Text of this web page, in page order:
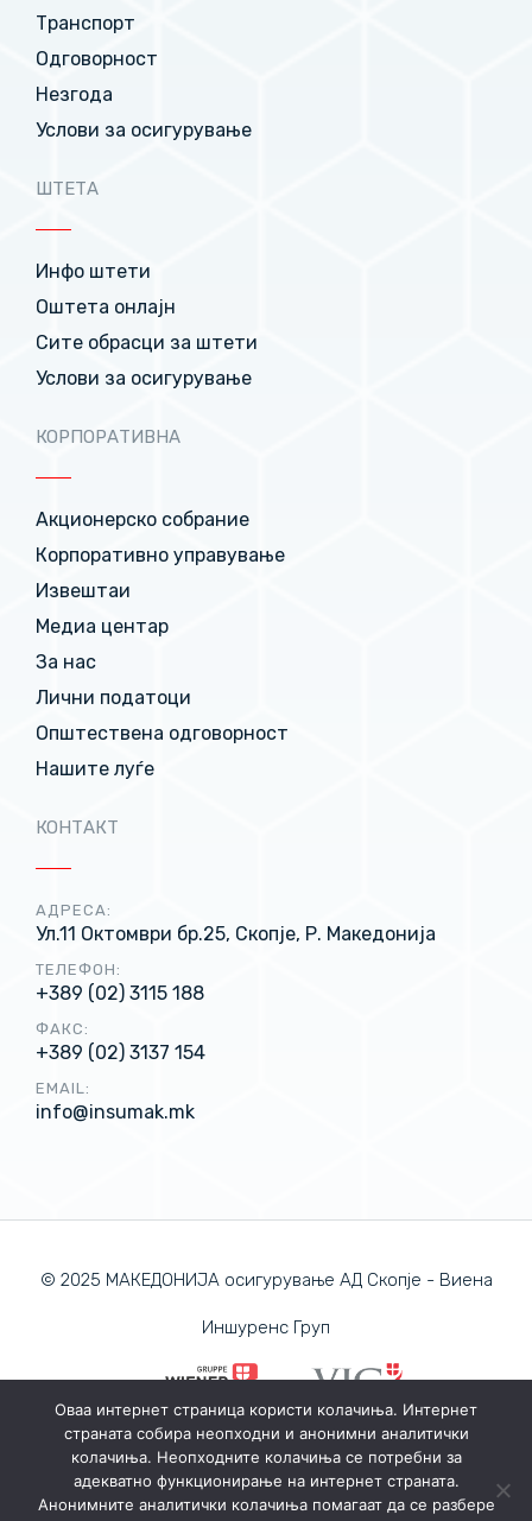
Транспорт
Одговорност
Незгода
Услови за осигурување
ШТЕТА
Инфо штети
Оштета онлајн
Сите обрасци за штети
Услови за осигурување
КОРПОРАТИВНА
Акционерско собрание
Корпоративно управување
Извештаи
Медиа центар
За нас
Лични податоци
Општествена одговорност
Нашите луѓе
КОНТАКТ
АДРЕСА:
Ул.11 Октомври бр.25, Скопје, Р. Македонија
ТЕЛЕФОН:
+389 (02) 3115 188
ФАКС:
+389 (02) 3137 154
EMAIL:
info@insumak.mk
© 2025 МАКЕДОНИЈА осигурување АД Скопје - Виена
Иншуренс Груп
ПОЛИТИКА ЗА ПРИВАТНОСТ
ПОЛИТИКА ЗА КОЛАЧИЊА
Оваа интернет страница користи колачиња. Интернет
страната собира неопходни и анонимни аналитички
колачиња. Неопходните колачиња се потребни за
адекватно функционирање на интернет страната.
Анонимните аналитички колачиња помагаат да се разбере